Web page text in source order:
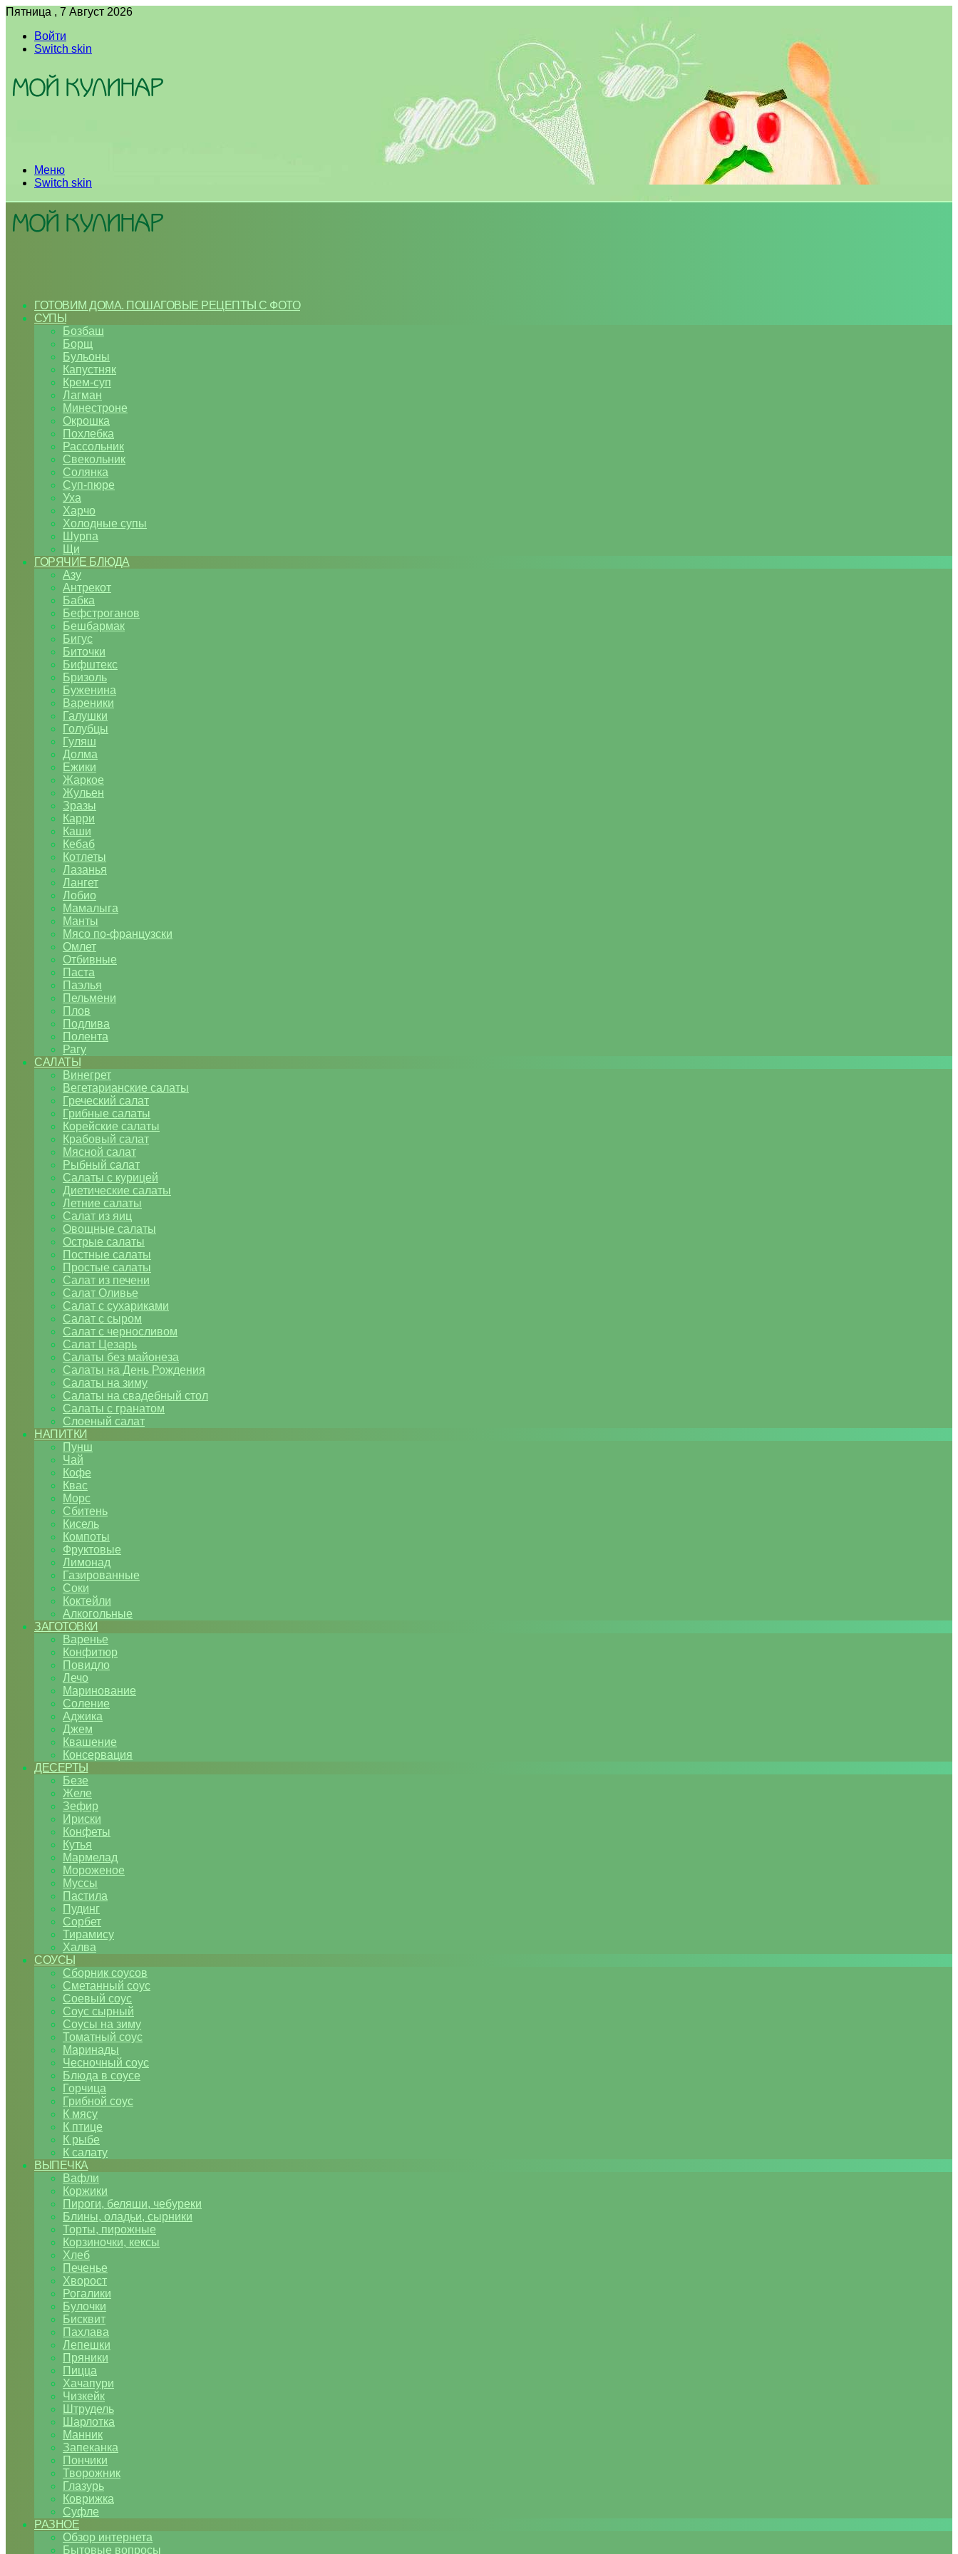
Пятница , 7 Август 2026
Войти
Switch skin
Меню
Switch skin
ГОТОВИМ ДОМА. ПОШАГОВЫЕ РЕЦЕПТЫ С ФОТО
СУПЫ
Бозбаш
Борщ
Бульоны
Капустняк
Крем-суп
Лагман
Минестроне
Окрошка
Похлебка
Рассольник
Свекольник
Солянка
Суп-пюре
Уха
Харчо
Холодные супы
Шурпа
Щи
ГОРЯЧИЕ БЛЮДА
Азу
Антрекот
Бабка
Бефстроганов
Бешбармак
Бигус
Биточки
Бифштекс
Бризоль
Буженина
Вареники
Галушки
Голубцы
Гуляш
Долма
Ежики
Жаркое
Жульен
Зразы
Карри
Каши
Кебаб
Котлеты
Лазанья
Лангет
Лобио
Мамалыга
Манты
Мясо по-французски
Омлет
Отбивные
Паста
Паэлья
Пельмени
Плов
Подлива
Полента
Рагу
САЛАТЫ
Винегрет
Вегетарианские салаты
Греческий салат
Грибные салаты
Корейские салаты
Крабовый салат
Мясной салат
Рыбный салат
Салаты с курицей
Диетические салаты
Летние салаты
Салат из яиц
Овощные салаты
Острые салаты
Постные салаты
Простые салаты
Салат из печени
Салат Оливье
Салат с сухариками
Салат с сыром
Салат с черносливом
Салат Цезарь
Салаты без майонеза
Салаты на День Рождения
Салаты на зиму
Салаты на свадебный стол
Салаты с гранатом
Слоеный салат
НАПИТКИ
Пунш
Чай
Кофе
Квас
Морс
Сбитень
Кисель
Компоты
Фруктовые
Лимонад
Газированные
Соки
Коктейли
Алкогольные
ЗАГОТОВКИ
Варенье
Конфитюр
Повидло
Лечо
Маринование
Соление
Аджика
Джем
Квашение
Консервация
ДЕСЕРТЫ
Безе
Желе
Зефир
Ириски
Конфеты
Кутья
Мармелад
Мороженое
Муссы
Пастила
Пудинг
Сорбет
Тирамису
Халва
СОУСЫ
Сборник соусов
Сметанный соус
Соевый соус
Соус сырный
Соусы на зиму
Томатный соус
Маринады
Чесночный соус
Блюда в соусе
Горчица
Грибной соус
К мясу
К птице
К рыбе
К салату
ВЫПЕЧКА
Вафли
Коржики
Пироги, беляши, чебуреки
Блины, оладьи, сырники
Торты, пирожные
Корзиночки, кексы
Хлеб
Печенье
Хворост
Рогалики
Булочки
Бисквит
Пахлава
Лепешки
Пряники
Пицца
Хачапури
Чизкейк
Штрудель
Шарлотка
Манник
Запеканка
Пончики
Творожник
Глазурь
Коврижка
Суфле
РАЗНОЕ
Обзор интернета
Бытовые вопросы